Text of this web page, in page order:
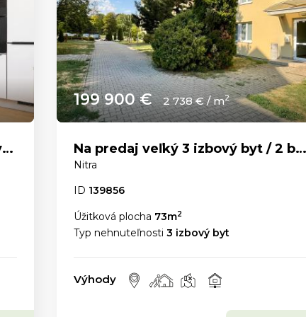
199 900 € 2 738 € / m2
Na predaj veľký 3 izbový byt / 2 balkóny / Čermáň
Nitra
ID 139856
Úžitková plocha 73m2
Typ nehnuteľnosti 3 izbový byt
Výhody